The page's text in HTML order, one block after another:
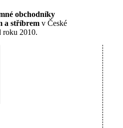
obchodníky
a stříbrem v České
roku 2010.